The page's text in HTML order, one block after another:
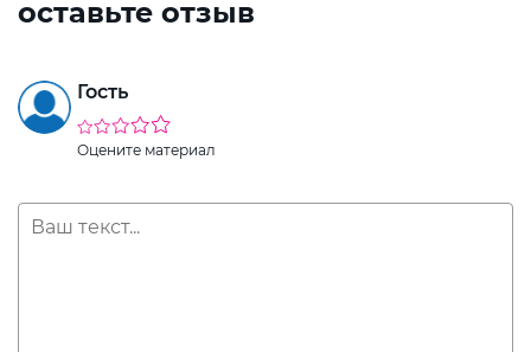
оставьте отзыв
Гость
Оцените материал